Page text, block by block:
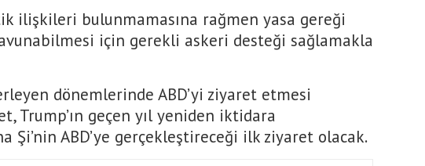
ilişkileri bulunmamasına rağmen yasa gereği
için gerekli askeri desteği sağlamakla
dönemlerinde ABD’yi ziyaret etmesi
Trump’ın geçen yıl yeniden iktidara
Şi’nin ABD’ye gerçekleştireceği ilk ziyaret olacak.